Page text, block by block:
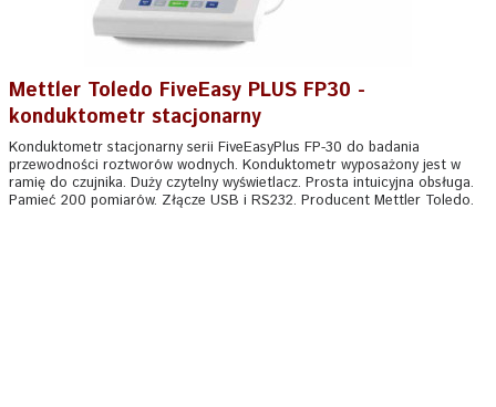
Mettler Toledo FiveEasy PLUS FP30 -
konduktometr stacjonarny
Konduktometr stacjonarny serii FiveEasyPlus FP-30 do badania
przewodności roztworów wodnych. Konduktometr wyposażony jest w
ramię do czujnika. Duży czytelny wyświetlacz. Prosta intuicyjna obsługa.
Pamieć 200 pomiarów. Złącze USB i RS232. Producent Mettler Toledo.